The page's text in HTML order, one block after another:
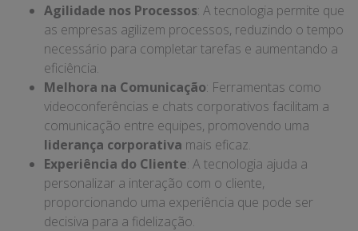
Agilidade nos Processos: A tecnologia permite que
as empresas agilizem processos, reduzindo o tempo
necessário para completar tarefas e aumentando a
eficiência.
Melhora na Comunicação: Ferramentas como
videoconferências e chats corporativos facilitam a
comunicação entre equipes, promovendo uma
liderança corporativa mais eficaz.
Experiência do Cliente: A tecnologia ajuda a
personalizar a interação com o cliente,
proporcionando uma experiência que pode ser
decisiva para a fidelização.